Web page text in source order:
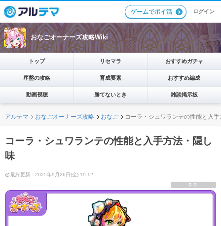
ゲームでポイ活 ログイン
おなごオーナーズ攻略Wiki
トップ リセマラ おすすめガチャ
序盤の攻略 育成要素 おすすめ編成
動画視聴 勝てないとき 雑談掲示板
アルテマ おなごオーナーズ攻略 おなご コーラ・シュワランテの性能と入
コーラ・シュワランテの性能と入手方法・隠し
味
最終更新：2025年9月26日(金) 19:12
PR